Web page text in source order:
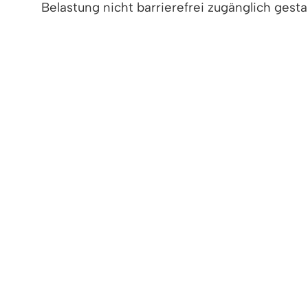
Belastung nicht barrierefrei zugänglich